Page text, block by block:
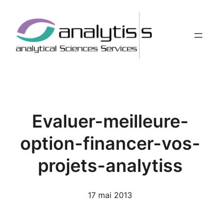
contenu
Evaluer-meilleure-
option-financer-vos-
projets-analytiss
17 mai 2013